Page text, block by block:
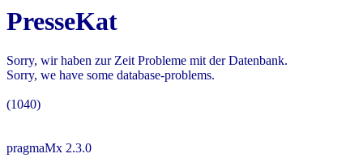
PresseKat
Sorry, wir haben zur Zeit Probleme mit der Datenbank.
Sorry, we have some database-problems.
(1040)
pragmaMx 2.3.0